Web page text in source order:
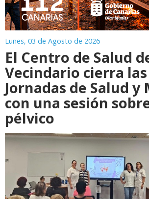
Lunes, 03 de Agosto de 2026
El Centro de Salud
Vecindario cierra las
Jornadas de Salud y
con una sesión
pélvico